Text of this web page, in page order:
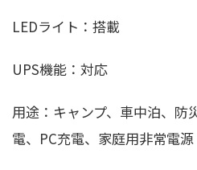
LEDライト：搭載
UPS機能：対応
用途：キャンプ、車中泊、防
電、PC充電、家庭用非常電源